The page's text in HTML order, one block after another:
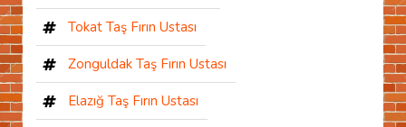
Tokat Taş Fırın Ustası
Zonguldak Taş Fırın Ustası
Elazığ Taş Fırın Ustası